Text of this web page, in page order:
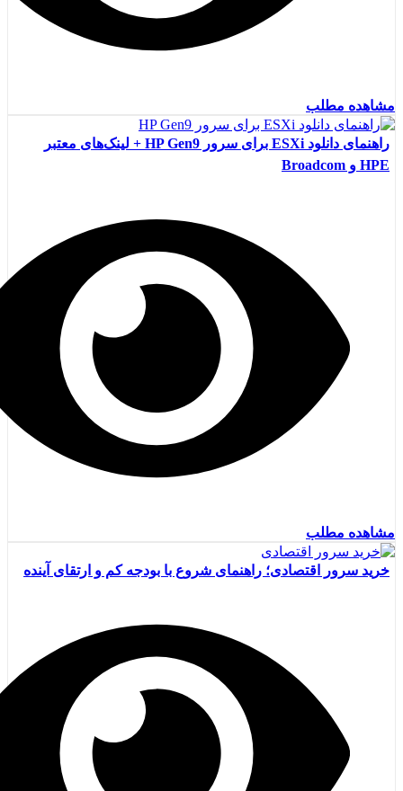
مشاهده مطلب
راهنمای دانلود ESXi برای سرور HP Gen9 + لینک‌های معتبر
HPE و Broadcom
مشاهده مطلب
خرید سرور اقتصادی؛ راهنمای شروع با بودجه کم و ارتقای آینده